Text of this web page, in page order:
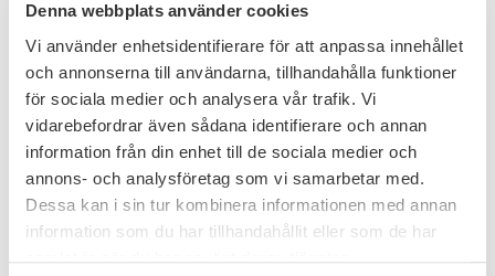
Denna webbplats använder cookies
Vi använder enhetsidentifierare för att anpassa innehållet
och annonserna till användarna, tillhandahålla funktioner
för sociala medier och analysera vår trafik. Vi
vidarebefordrar även sådana identifierare och annan
information från din enhet till de sociala medier och
annons- och analysföretag som vi samarbetar med.
Dessa kan i sin tur kombinera informationen med annan
information som du har tillhandahållit eller som de har
KI kräver undantag från språkkrav
Även SULF är kritiska mot förslagen på språkkrav då det kan
försämra Sveriges attraktionskraft för forskare. Läs hela
artikeln i…
SULF i medierna 18 mars 2021